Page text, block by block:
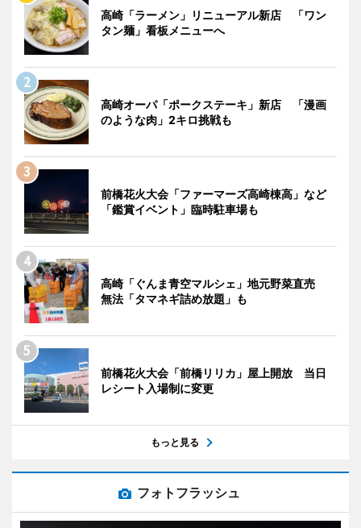
高崎「ラーメン」リニューアル新店 「ワン
タン麺」看板メニューへ
高崎オーパ「ポークステーキ」新店 「漫画
のような肉」2キロ挑戦も
前橋花火大会「ファーマーズ高崎棟高」など
「鑑賞イベント」臨時駐車場も
高崎「ぐんま青空マルシェ」地元野菜直売
無法「タマネギ詰め放題」も
前橋花火大会「前橋リリカ」屋上開放 当日
レシート入場制に変更
もっと見る
フォトフラッシュ